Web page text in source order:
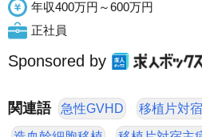
年収400万円～600万円
正社員
Sponsored by
関連語 急性GVHD 移植片対